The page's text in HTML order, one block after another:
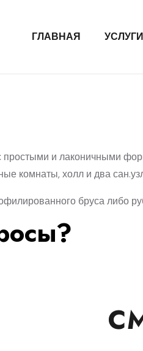
ГЛАВНАЯ УСЛУГИ
и лаконичными
комнаты, холл и два
бруса либо